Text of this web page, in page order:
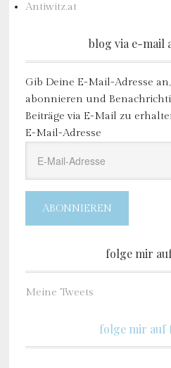
Antiwitz.at
blog via e-mail
Gib Deine E-Mail-Adresse
abonnieren und
Beiträge via E-Mail zu
E-Mail-Adresse
ABONNIEREN
folge mir
Meine Tweets
folge mir auf